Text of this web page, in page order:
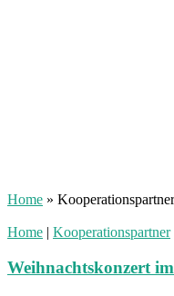
Home » Kooperationspartner
Home | Kooperationspartner
Weihnachtskonzert